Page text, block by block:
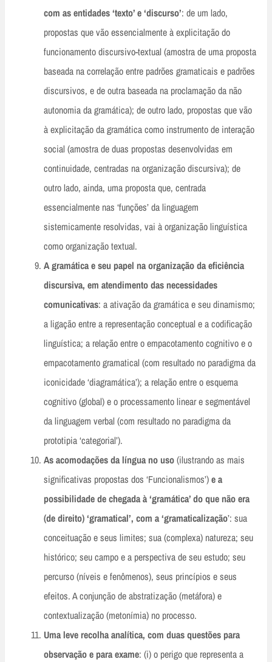
com as entidades ‘texto’ e ‘discurso’: de um lado,
propostas que vão essencialmente à explicitação do
funcionamento discursivo-textual (amostra de uma proposta
baseada na correlação entre padrões gramaticais e padrões
discursivos, e de outra baseada na proclamação da não
autonomia da gramática); de outro lado, propostas que vão
à explicitação da gramática como instrumento de interação
social (amostra de duas propostas desenvolvidas em
continuidade, centradas na organização discursiva); de
outro lado, ainda, uma proposta que, centrada
essencialmente nas ‘funções’ da linguagem
sistemicamente resolvidas, vai à organização linguística
como organização textual.
A gramática e seu papel na organização da eficiência
discursiva, em atendimento das necessidades
comunicativas: a ativação da gramática e seu dinamismo;
a ligação entre a representação conceptual e a codificação
linguística; a relação entre o empacotamento cognitivo e o
empacotamento gramatical (com resultado no paradigma da
iconicidade ‘diagramática’); a relação entre o esquema
cognitivo (global) e o processamento linear e segmentável
da linguagem verbal (com resultado no paradigma da
prototipia ‘categorial’).
As acomodações da língua no uso(ilustrando as mais
significativas propostas dos ‘Funcionalismos’)e a
possibilidade de chegada à ‘gramática’ do que não era
(de direito) ‘gramatical’, com a ‘gramaticalização’: sua
conceituação e seus limites; sua (complexa) natureza; seu
histórico; seu campo e a perspectiva de seu estudo; seu
percurso (níveis e fenômenos), seus princípios e seus
efeitos. A conjunção de abstratização (metáfora) e
contextualização (metonímia) no processo.
Uma leve recolha analítica, com duas questões para
observação e para exame: (i) o perigo que representa a